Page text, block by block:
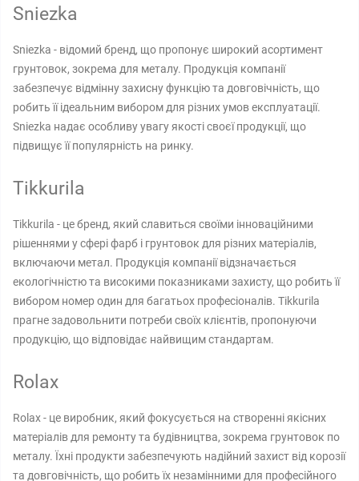
Sniezka
Sniezka - відомий бренд, що пропонує широкий асортимент
грунтовок, зокрема для металу. Продукція компанії
забезпечує відмінну захисну функцію та довговічність, що
робить її ідеальним вибором для різних умов експлуатації.
Sniezka надає особливу увагу якості своєї продукції, що
підвищує її популярність на ринку.
Tikkurila
Tikkurila - це бренд, який славиться своїми інноваційними
рішеннями у сфері фарб і грунтовок для різних матеріалів,
включаючи метал. Продукція компанії відзначається
екологічністю та високими показниками захисту, що робить її
вибором номер один для багатьох професіоналів. Tikkurila
прагне задовольнити потреби своїх клієнтів, пропонуючи
продукцію, що відповідає найвищим стандартам.
Rolax
Rolax - це виробник, який фокусується на створенні якісних
матеріалів для ремонту та будівництва, зокрема грунтовок по
металу. Їхні продукти забезпечують надійний захист від корозії
та довговічність, що робить їх незамінними для професійного